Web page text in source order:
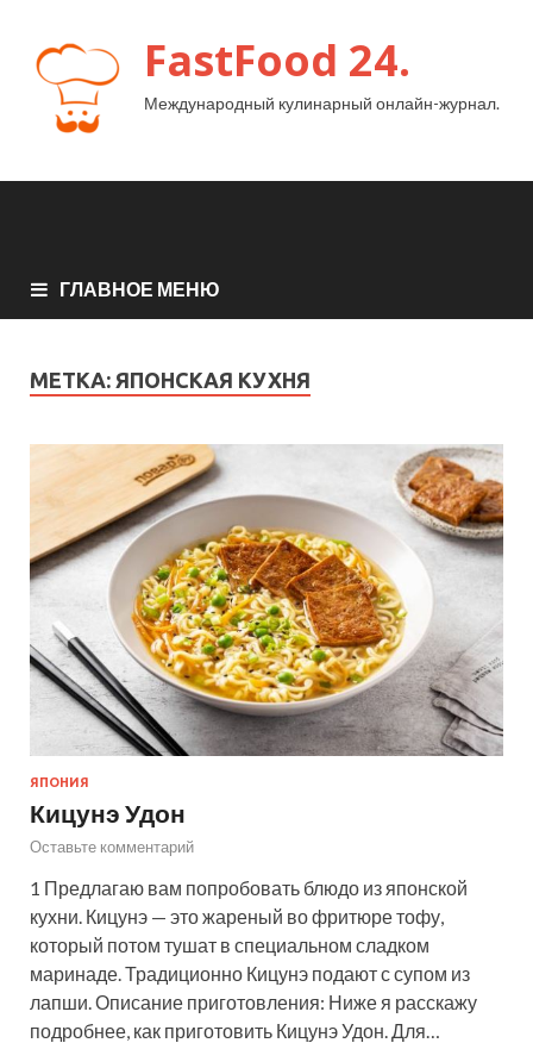
FastFood 24.
Международный кулинарный онлайн-журнал.
ГЛАВНОЕ МЕНЮ
МЕТКА: ЯПОНСКАЯ КУХНЯ
ЯПОНИЯ
Кицунэ Удон
Оставьте комментарий
1 Предлагаю вам попробовать блюдо из японской
кухни. Кицунэ — это жареный во фритюре тофу,
который потом тушат в специальном сладком
маринаде. Традиционно Кицунэ подают с супом из
лапши. Описание приготовления: Ниже я расскажу
подробнее, как приготовить Кицунэ Удон. Для…